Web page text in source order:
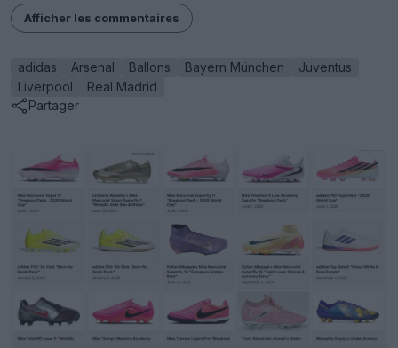
Afficher les commentaires
adidas Arsenal Ballons Bayern München
Juventus
Liverpool
Real Madrid
Partager